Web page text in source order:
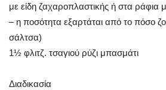
με είδη ζαχαροπλαστικής ή στα ράφια
– η ποσότητα εξαρτάται από το πόσο
σάλτσα)
1½ φλιτζ. τσαγιού ρύζι μπασμάτι
Διαδικασία